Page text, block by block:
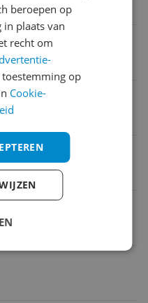
beroepen op
in plaats van
recht om
op
Cookie-